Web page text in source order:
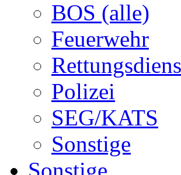
BOS (alle)
Feuerwehr
Polizei
SEG/KATS
Sonstige